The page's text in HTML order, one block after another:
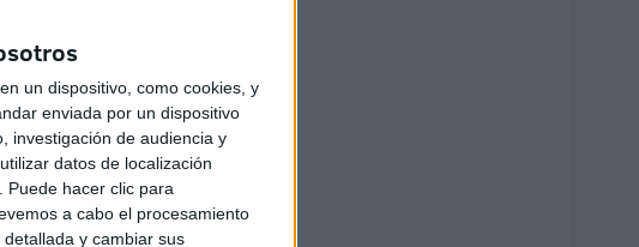
un dispositivo, como cookies, y
enviada por un dispositivo
investigación de audiencia y
datos de localización
Puede hacer clic para
a cabo el procesamiento
y cambiar sus